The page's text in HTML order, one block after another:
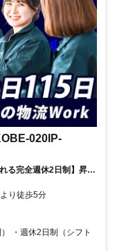
020IP-
る完全週休2日制】昇給
より徒歩5分／働きな
より徒歩5分
・週休2日制（シフト